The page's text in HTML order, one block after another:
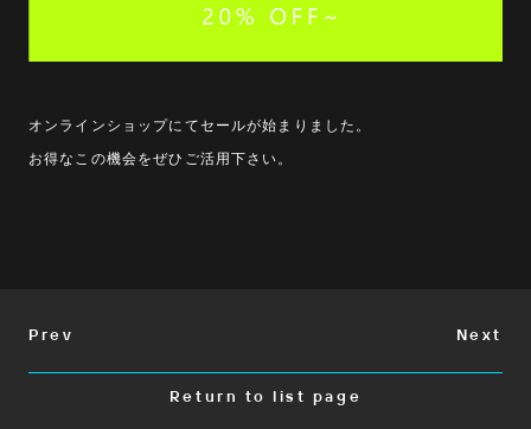
オンラインショップにてセールが始まりました。
お得なこの機会をぜひご活用下さい。
Prev Next
Return to list page